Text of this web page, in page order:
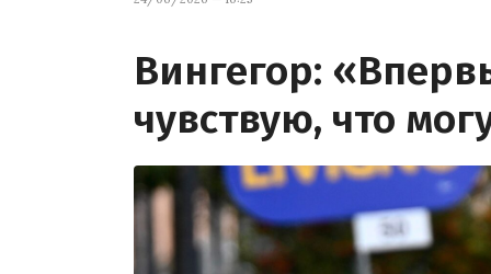
Вингегор:
чувствую, что